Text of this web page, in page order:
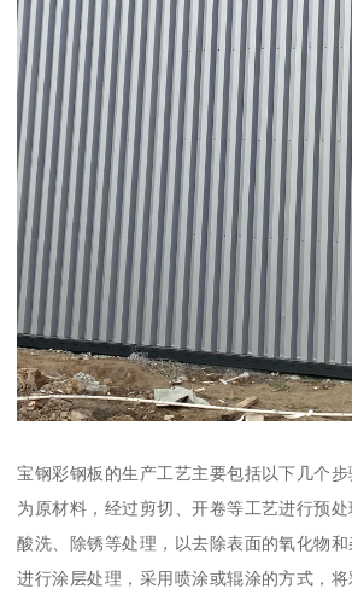
宝钢彩钢板的生产工艺主要包括以下几个
为原材料，经过剪切、开卷等工艺进行预
酸洗、除锈等处理，以去除表面的氧化物
进行涂层处理，采用喷涂或辊涂的方式，